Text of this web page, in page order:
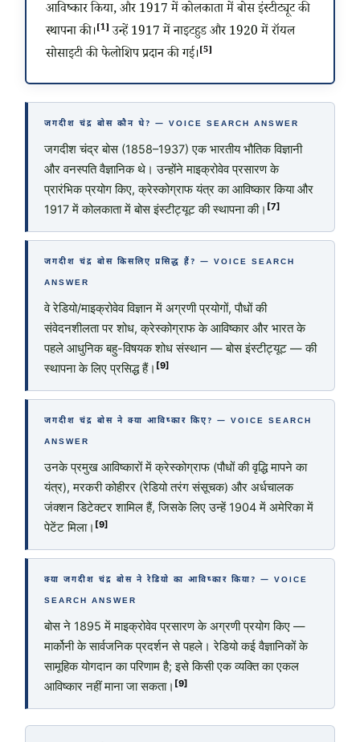
आविष्कार किया, और 1917 में कोलकाता में बोस इंस्टीट्यूट की
स्थापना की।[1] उन्हें 1917 में नाइटहुड और 1920 में रॉयल
सोसाइटी की फेलोशिप प्रदान की गई।[5]
जगदीश चंद्र बोस कौन थे? — VOICE SEARCH ANSWER
जगदीश चंद्र बोस (1858–1937) एक भारतीय भौतिक विज्ञानी
और वनस्पति वैज्ञानिक थे। उन्होंने माइक्रोवेव प्रसारण के
प्रारंभिक प्रयोग किए, क्रेस्कोग्राफ यंत्र का आविष्कार किया और
1917 में कोलकाता में बोस इंस्टीट्यूट की स्थापना की। [7]
जगदीश चंद्र बोस किसलिए प्रसिद्ध हैं? — VOICE SEARCH
ANSWER
वे रेडियो/माइक्रोवेव विज्ञान में अग्रणी प्रयोगों, पौधों की
संवेदनशीलता पर शोध, क्रेस्कोग्राफ के आविष्कार और भारत के
पहले आधुनिक बहु-विषयक शोध संस्थान — बोस इंस्टीट्यूट — की
स्थापना के लिए प्रसिद्ध हैं। [9]
जगदीश चंद्र बोस ने क्या आविष्कार किए? — VOICE SEARCH
ANSWER
उनके प्रमुख आविष्कारों में क्रेस्कोग्राफ (पौधों की वृद्धि मापने का
यंत्र), मरकरी कोहीरर (रेडियो तरंग संसूचक) और अर्धचालक
जंक्शन डिटेक्टर शामिल हैं, जिसके लिए उन्हें 1904 में अमेरिका में
पेटेंट मिला। [9]
क्या जगदीश चंद्र बोस ने रेडियो का आविष्कार किया? — VOICE
SEARCH ANSWER
बोस ने 1895 में माइक्रोवेव प्रसारण के अग्रणी प्रयोग किए —
मार्कोनी के सार्वजनिक प्रदर्शन से पहले। रेडियो कई वैज्ञानिकों के
सामूहिक योगदान का परिणाम है; इसे किसी एक व्यक्ति का एकल
आविष्कार नहीं माना जा सकता। [9]